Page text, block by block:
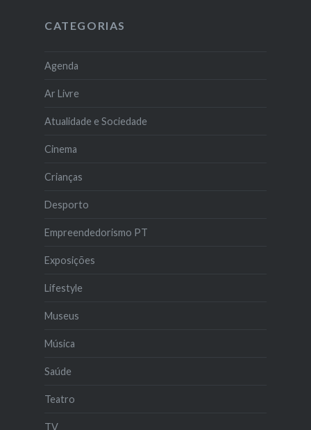
CATEGORIAS
Agenda
Ar Livre
Atualidade e Sociedade
Cinema
Crianças
Desporto
Empreendedorismo PT
Exposições
Lifestyle
Museus
Música
Saúde
Teatro
TV